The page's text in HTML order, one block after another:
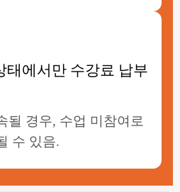
태에서만 수강료 납부
될 경우, 수업 미참여로
수 있음.